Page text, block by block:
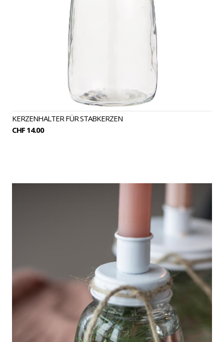
KERZENHALTER FÜR STABKERZEN
CHF 14.00